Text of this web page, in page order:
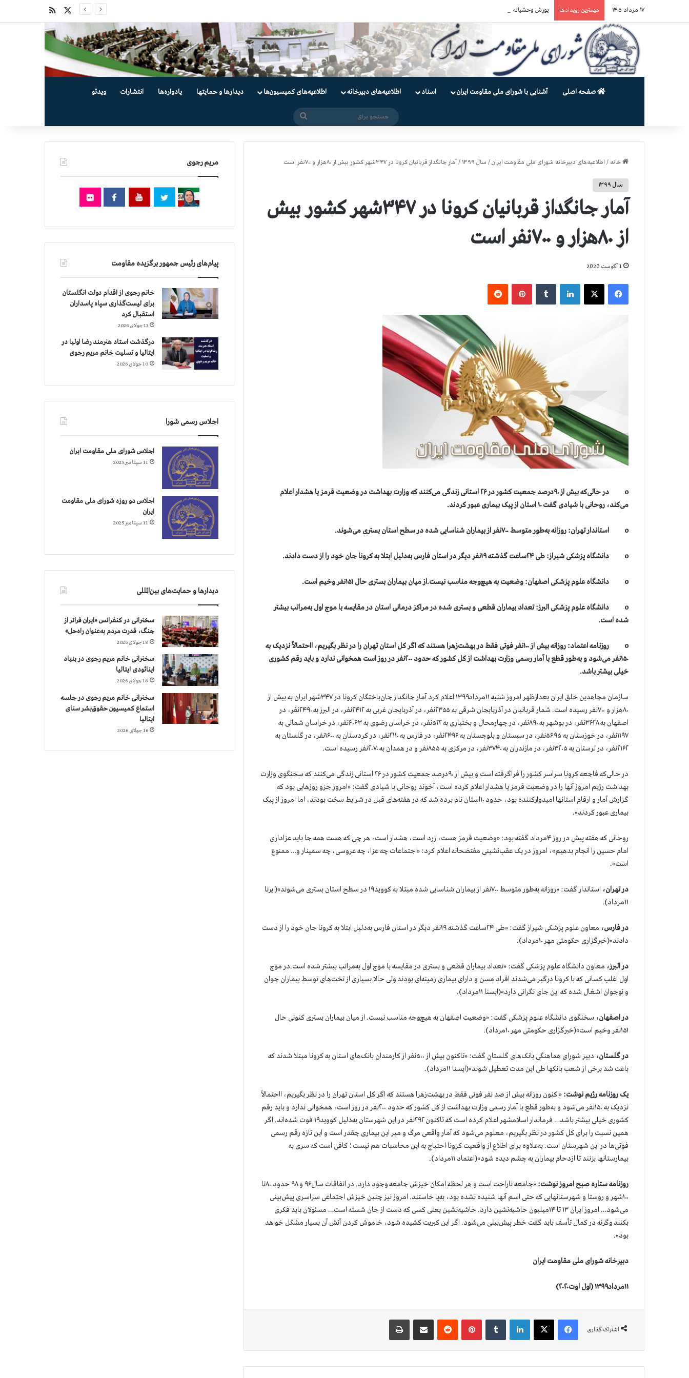
۱۷ مرداد ۱۴۰۵ مهمترین رویدادها یورش وحشیانه دژخیمان رژیم آخوندی به بند ۷ زندان اوین و ضرب‌وجرح زندانیان سیاسی
صفحه اصلی آشنایی با شورای ملی مقاومت ایران اسناد اطلاعیه‌های دبیرخانه اطلاعیه‌های کمیسیون‌‌ها دیدارها و حمایتها یادواره‌ها انتشارات ویدئو
خانه / اطلاعیه‌های دبیرخانه شورای ملی مقاومت ایران/ سال ۱۳۹۹ / آمار جانگداز قربانیان کرونا در ۳۴۷شهر کشور بیش از ۸۰هزار و ۷۰۰نفر است
سال ۱۳۹۹
آمار جانگداز قربانیان کرونا در ۳۴۷شهر کشور بیش
از ۸۰هزار و ۷۰۰نفر است
1 آگوست 2020
فیس بوک X ‫پین‌ترست
o در حالی‌که بیش از ۹۰درصد جمعیت کشور در ۲۶ استانی زندگی می‌کنند که وزارت بهداشت در وضعیت قرمز یا هشدار اعلام
می‌کند، روحانی با شیادی گفت ۱۰ استان از پیک بیماری عبور کردند.
o استاندار تهران: روزانه به‌طور متوسط ۷۰۰نفر از بیماران شناسایی شده در سطح استان بستری می‌شوند.
o دانشگاه پزشکی شیراز: طی ۲۴ساعت گذشته ۱۹نفر دیگر در استان فارس به‌دلیل ابتلا به کرونا جان خود را از دست دادند.
o دانشگاه علوم پزشکی اصفهان: وضعیت به هیچ‌وجه مناسب نیست.از میان بیماران بستری حال ۱۵۱نفر وخیم است.
o دانشگاه علوم پزشکی البرز: تعداد بیماران قطعی و بستری شده در مراکز درمانی استان در مقایسه با موج اول به‌مراتب بیشتر
شده است.
o روزنامه اعتماد: روزانه بیش از ۱۰۰نفر فوتی فقط در بهشت‌زهرا هستند که اگر کل استان تهران را در نظر بگیریم، ااحتمالاً نزدیک به
۱۵۰نفر می‌شود و به‌طور قطع با آمار رسمی وزارت بهداشت از کل کشور که حدود ۲۰۰نفر در روز است همخوانی ندارد و باید رقم کشوری
خیلی بیشتر باشد.
سازمان مجاهدین خلق ایران بعدازظهر امروز شنبه ۱۱مرداد۱۳۹۹ اعلام کرد آمار جانگداز جان‌باختگان کرونا در ۳۴۷شهر ایران به بیش از
۸۰هزار و ۷۰۰نفر رسیده است. شمار قربانیان در آذربایجان شرقی به ۲۳۵۵نفر، در آذربایجان غربی به ۲۴۱۲نفر، در البرز به ۲۴۹۰نفر، در
اصفهان به ۳۶۲۸نفر، در بوشهر به ۸۹۰نفر، در چهارمحال و بختیاری به ۵۲۲نفر، در خراسان رضوی به ۶۰۶۳نفر، در خراسان شمالی به
۱۱۹۷نفر، در خوزستان به ۵۶۹۵نفر، در سیستان و بلوچستان به ۲۴۹۶نفر، در فارس به ۲۱۱۰نفر، در کردستان به ۱۶۰۰نفر، در گلستان به
۲۱۶۲نفر، در لرستان به ۳۲۰۵نفر، در مازندران به ۳۷۴۰نفر، در مرکزی به ۸۵۵نفر و در همدان به ۲۰۷۰نفر رسیده است.
در حالی‌که فاجعه کرونا سراسر کشور را فراگرفته است و بیش از ۹۰درصد جمعیت کشور در ۲۶ استانی زندگی می‌کنند که سخنگوی وزارت
بهداشت رژیم امروز آنها را در وضعیت قرمز یا هشدار اعلام کرده است، آخوند روحانی با شیادی گفت: «امروز جزو روزهایی بود که
گزارش آمار و ارقام استانها امیدوارکننده بود، حدود ۱۰استان نام برده شد که در هفته‌های قبل در شرایط سخت بودند، اما امروز از پیک
بیماری عبور کردند».
روحانی که هفته پیش در روز ۴مرداد گفته بود: «وضعیت قرمز هست، زرد است، هشدار است، هر چی که هست همه جا باید عزاداری
امام حسین را انجام بدهیم»، امروز در یک عقب‌نشینی مفتضحانه اعلام کرد: «اجتماعات چه عزا، چه عروسی، چه سمینار و… ممنوع
است».
در تهران،
استاندار گفت: «روزانه به‌طور متوسط ۷۰۰نفر از بیماران شناسایی شده مبتلا به کووید۱۹ در سطح استان بستری می‌شوند»(ایرنا
۱۱مرداد).
در فارس،
معاون علوم پزشکی شیراز گفت: «طی ۲۴ساعت گذشته ۱۹نفر دیگر در استان فارس به‌دلیل ابتلا به کرونا جان خود را از دست
دادند»(خبرگزاری حکومتی مهر ۱۰مرداد).
در البرز، معاون دانشگاه علوم پزشکی گفت: «تعداد بیماران قطعی و بستری در مقایسه با موج اول به‌مراتب بیشتر شده است.در موج
اول اغلب کسانی که با کرونا درگیر می‌شدند افراد مسن و دارای بیماری زمینه‌ای بودند ولی حالا بسیاری از تخت‌های توسط بیماران جوان
و نوجوان اشغال شده که این جای نگرانی دارد»(ایسنا ۱۱مرداد).
در اصفهان، سخنگوی دانشگاه علوم پزشکی گفت: «وضعیت اصفهان به هیچ‌وجه مناسب نیست. از میان بیماران بستری کنونی حال
۱۵۱نفر وخیم است»(خبرگزاری حکومتی مهر ۱۰مرداد).
در گلستان،
دبیر شورای هماهنگی بانک‌های گلستان گفت: «تاکنون بیش از ۵۰۰نفر از کارمندان بانک‌های استان به کرونا مبتلا شدند که
باعث شد برخی از شعب بانکها طی این مدت تعطیل شوند»(ایسنا ۱۱مرداد).
یک روزنامه رژیم نوشت: «اکنون روزانه بیش از صد نفر فوتی فقط در بهشت‌زهرا هستند که اگر کل استان تهران را در نظر بگیریم، ااحتمالاً
نزدیک به ۱۵۰نفر می‌شود و به‌طور قطع با آمار رسمی وزارت بهداشت از کل کشور که حدود ۲۰۰نفر در روز است، همخوانی ندارد و باید رقم
کشوری خیلی بیشتر باشد… فرماندار اسلامشهر اعلام کرده است که تاکنون ۲۹۲نفر در این شهرستان به‌دلیل کووید۱۹ فوت شده‌اند. اگر
همین نسبت را برای کل کشور در نظر بگیریم، معلوم می‌شود که آمار واقعی مرگ و میر این بیماری چقدر است و این تازه رقم رسمی
فوتی‌ها در این شهرستان است. به‌علاوه برای اطلاع از واقعیت کرونا احتیاج به این محاسبات هم نیست؛ کافی است که سری به
بیمارستانها بزنند تا ازدحام بیماران به چشم دیده شود»(اعتماد ۱۱مرداد).
روزنامه ستاره صبح امروز نوشت:
«جامعه ناراحت است و هر لحظه امکان خیزش جامعه وجود دارد. در اتفاقات سال۹۶ و ۹۸ حدود ۸۰تا
۱۰۰شهر و روستا و شهرستانهایی که حتی اسم آنها شنیده نشده بود، به‌پا خاستند. امروز نیز چنین خیزش اجتماعی سراسری پیش‌بینی
می‌شود… امروز ایران ۱۳ تا ۱۴میلیون حاشیه‌نشین دارد. حاشیه‌نشین یعنی کسی که دست از جان شسته است… مسئولان باید فکری
بکنند وگرنه در کمال تأسف باید گفت خطر پیش‌بینی می‌شود. اگر این کبریت کشیده شود، خاموش کردن آتش آن بسیار مشکل خواهد
بود».
دبیرخانه شورای ملی مقاومت ایران
۱۱مرداد۱۳۹۹ (اول اوت۲۰۲۰)
اشتراک گذاری
فیس بوک X ‫پین‌ترست ‫رددیت
مریم رجوی
پیام‌های رئیس جمهور برگزیده مقاومت
خانم رجوی از اقدام دولت انگلستان
برای لیست‌گذاری سپاه پاسداران
استقبال کرد
13 جولای 2026
درگذشت استاد هنرمند رضا اولیا در
ایتالیا و تسلیت خانم مریم رجوی
10 جولای 2026
اجلاس رسمی شورا
اجلاس شورای ملی مقاومت ایران
11 سپتامبر 2025
اجلاس دو روزه شورای ملی مقاومت
ایران
11 سپتامبر 2025
دیدارها و حمایت‌های بین‌المللی
سخنرانی در کنفرانس «ایران فراتر از
جنگ، قدرت مردم به‌عنوان راه‌حل»
18 جولای 2026
سخنرانی خانم مریم رجوی در بنیاد
اینائودی ایتالیا
18 جولای 2026
سخنرانی خانم مریم رجوی در جلسه
استماع کمیسیون حقوق‌بشر سنای
ایتالیا
16 جولای 2026